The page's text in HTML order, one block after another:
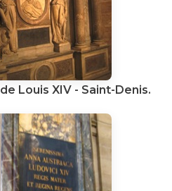
Louis XIV - Saint-Denis.